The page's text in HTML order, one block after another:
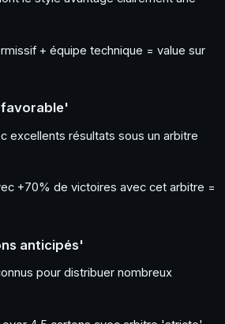
+ équipe technique = value sur
excellents résultats sous un arbitre
+70% de victoires avec cet arbitre =
anticipés'
pour distribuer nombreux